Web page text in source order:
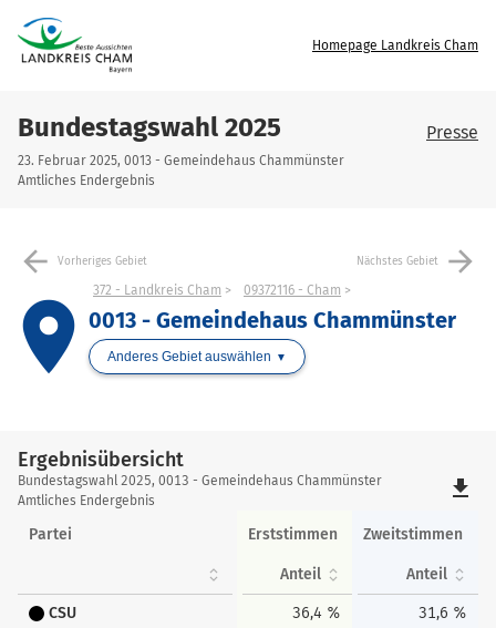
Homepage Landkreis Cham
Bundestagswahl 2025
23. Februar 2025, 0013 - Gemeindehaus Chammünster
Amtliches Endergebnis
Presse
arrow_back Vorheriges Gebiet Nächstes Gebiet arrow_forward
place
372 - Landkreis Cham 09372116 - Cham
0013 - Gemeindehaus Chammünster
Anderes Gebiet auswählen
Ergebnisübersicht
Ergebnisübersicht
Bundestagswahl 2025, 0013 - Gemeindehaus Chammünster
Amtliches Endergebnis
file_download
Partei Erststimmen Zweitstimmen
Anteil Anteil
CSU 36,4 % 31,6 %